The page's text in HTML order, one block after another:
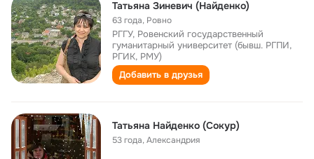
Татьяна Зиневич (Найденко)
63 года, Ровно
РГГУ, Ровенский государственный
гуманитарный университет (бывш. РГПИ,
РГИК, РМУ)
Добавить в друзья
Татьяна Найденко (Сокур)
53 года,Александрия